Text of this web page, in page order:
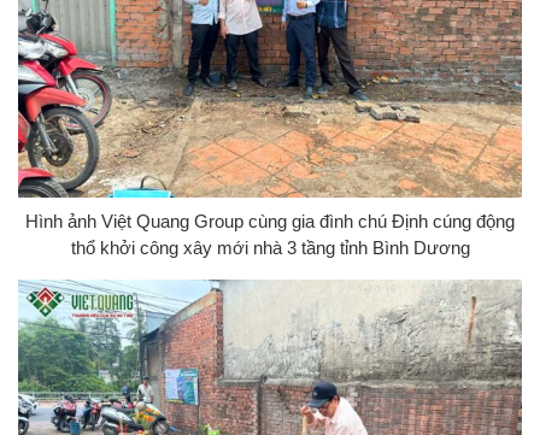
Hình ảnh Việt Quang Group cùng gia đình chú Định cúng động
thổ khởi công xây mới nhà 3 tầng tỉnh Bình Dương